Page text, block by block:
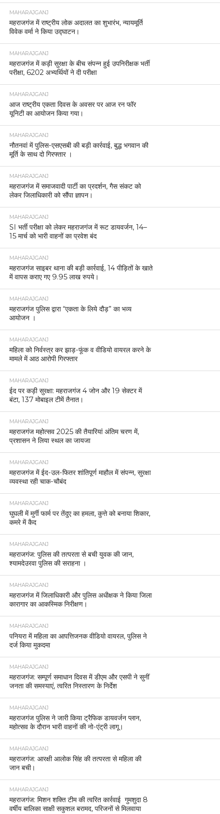
MAHARAJGANJ
महराजगंज में राष्ट्रीय लोक अदालत का शुभारंभ, न्यायमूर्ति
विवेक वर्मा ने किया उद्घाटन।
MAHARAJGANJ
महराजगंज में कड़ी सुरक्षा के बीच संपन्न हुई उपनिरीक्षक भर्ती
परीक्षा, 6202 अभ्यर्थियों ने दी परीक्षा
MAHARAJGANJ
आज राष्ट्रीय एकता दिवस के अवसर पर आज रन फॉर
यूनिटी का आयोजन किया गया।
MAHARAJGANJ
नौतनवां में पुलिस-एसएसबी की बड़ी कार्रवाई, बुद्ध भगवान की
मूर्ति के साथ दो गिरफ्तार ।
MAHARAJGANJ
महराजगंज में समाजवादी पार्टी का प्रदर्शन, गैस संकट को
लेकर जिलाधिकारी को सौंपा ज्ञापन।
MAHARAJGANJ
SI भर्ती परीक्षा को लेकर महराजगंज में रूट डायवर्जन, 14–
15 मार्च को भारी वाहनों का प्रवेश बंद
MAHARAJGANJ
महराजगंज साइबर थाना की बड़ी कार्रवाई, 14 पीड़ितों के खाते
में वापस कराए गए 9.95 लाख रुपये।
MAHARAJGANJ
महराजगंज पुलिस द्वारा “एकता के लिये दौड़” का भव्य
आयोजन ।
MAHARAJGANJ
महिला को निर्वस्त्र कर झाड़-फूंक व वीडियो वायरल करने के
मामले में आठ आरोपी गिरफ्तार
MAHARAJGANJ
ईद पर कड़ी सुरक्षा: महराजगंज 4 जोन और 19 सेक्टर में
बंटा, 137 मोबाइल टीमें तैनात।
MAHARAJGANJ
महराजगंज महोत्सव 2025 की तैयारियां अंतिम चरण में,
प्रशासन ने लिया स्थल का जायजा
MAHARAJGANJ
महराजगंज में ईद-उल-फितर शांतिपूर्ण माहौल में संपन्न, सुरक्षा
व्यवस्था रही चाक-चौबंद
MAHARAJGANJ
घुघली में मुर्गी फार्म पर तेंदुए का हमला, कुत्ते को बनाया शिकार,
कमरे में कैद
MAHARAJGANJ
महराजगंज: पुलिस की तत्परता से बची युवक की जान,
श्यामदेउरवा पुलिस की सराहना ।
MAHARAJGANJ
महराजगंज में जिलाधिकारी और पुलिस अधीक्षक ने किया जिला
कारागार का आकस्मिक निरीक्षण।
MAHARAJGANJ
पनियरा में महिला का आपत्तिजनक वीडियो वायरल, पुलिस ने
दर्ज किया मुकदमा
MAHARAJGANJ
महराजगंज: सम्पूर्ण समाधान दिवस में डीएम और एसपी ने सुनीं
जनता की समस्याएं, त्वरित निस्तारण के निर्देश
MAHARAJGANJ
महराजगंज पुलिस ने जारी किया ट्रैफिक डायवर्जन प्लान,
महोत्सव के दौरान भारी वाहनों की नो-एंट्री लागू।
MAHARAJGANJ
महराजगंज: आरक्षी आलोक सिंह की तत्परता से महिला की
जान बची।
MAHARAJGANJ
महराजगंज: मिशन शक्ति टीम की त्वरित कार्रवाई गुमशुदा 8
वर्षीय बालिका साक्षी सकुशल बरामद, परिजनों से मिलवाया